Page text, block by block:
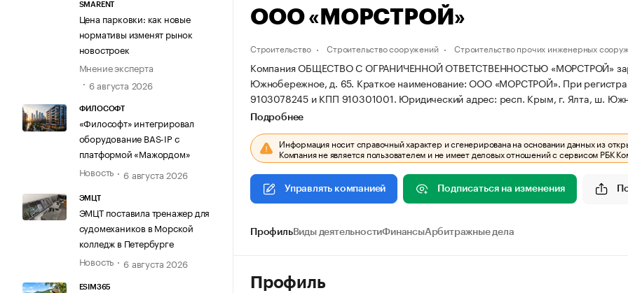
SMARENT
Цена парковки: как новые
нормативы изменят рынок
новостроек
Мнение эксперта
6 августа 2026
ФИЛОСОФТ
«Философт» интегрировал
оборудование BAS-IP с
платформой «Мажордом»
Новость
6 августа 2026
ЭМЦТ
ЭМЦТ поставила тренажер для
судомехаников в Морской
колледж в Петербурге
Новость
6 августа 2026
ESIM365
ООО «МОРСТРОЙ»
Строительство Строительство сооружений Строительство прочих инженерных
Компания ОБЩЕСТВО С ОГРАНИЧЕННОЙ ОТВЕТСТВЕННОСТЬЮ «МОРСТРОЙ»
Южнобережное, д. 65. Краткое наименование: ООО «МОРСТРОЙ». При
9103078245 и КПП 910301001. Юридический адрес: респ. Крым, г. Ялта, ш.
Подробнее
Информация носит справочный характер и сгенерирована на основании данных из
Компания не является пользователем и не имеет деловых отношений с сервисом РБК
Управлять компанией Подписаться на изменения
ПрофильВиды деятельностиФинансыАрбитражные дела
Профиль